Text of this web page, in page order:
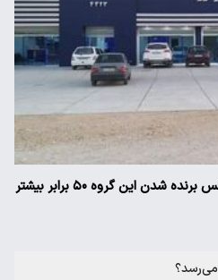
نتایج قرعه‌کشی ایران خودرو؛ شانس برنده شدن این گروه ۵۰ برابر بیشتر
می‌رسد؟